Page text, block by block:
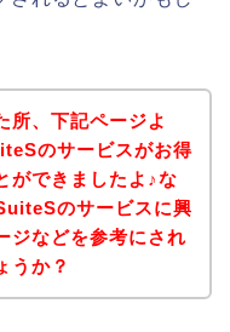
所、下記ページよ
のサービスがお得
ができましたよ♪な
のサービスに興
ジなどを参考にされ
うか？